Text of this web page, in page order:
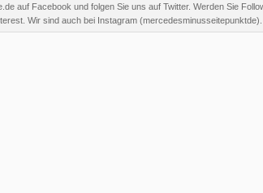
auf Facebook und folgen Sie uns auf Twitter. Werden Sie
Wir sind auch bei Instagram (mercedesminusseitepunktde).